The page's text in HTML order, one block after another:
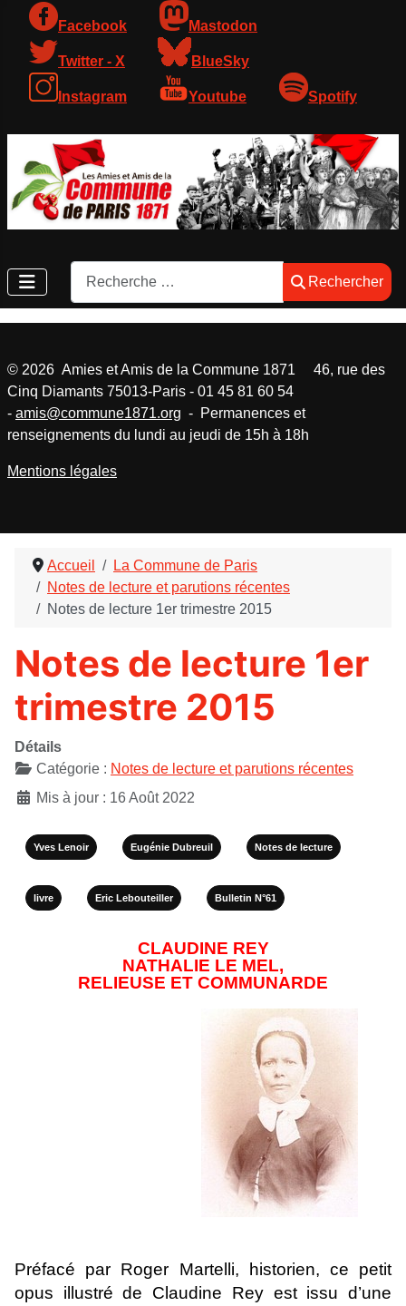
Facebook Mastodon
Twitter - X BlueSky
Instagram Youtube Spotify
Rechercher
Rechercher
Accueil
La Commune de Paris
Notes de lecture et parutions récentes
Notes de lecture 1er trimestre 2015
Notes de lecture 1er
trimestre 2015
Détails
Catégorie : Notes de lecture et parutions récentes
Mis à jour : 16 Août 2022
Yves Lenoir Eugénie Dubreuil Notes de lecture
livre Eric Lebouteiller Bulletin N°61
CLAUDINE REY
NATHALIE LE MEL,
RELIEUSE ET COMMUNARDE
Préfacé par Roger Martelli, historien, ce petit
opus illustré de Claudine Rey est issu d’une
© 2026 Amies et Amis de la Commune 1871 46, rue des
Cinq Diamants 75013-Paris - 01 45 81 60 54
- amis@commune1871.org - Permanences et
renseignements du lundi au jeudi de 15h à 18h
Mentions légales